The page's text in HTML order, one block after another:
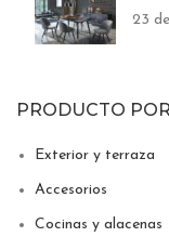
23
PRODUCTO
Exterior y terraza
Accesorios
Cocinas y alacenas